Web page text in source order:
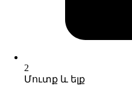
2
Մուտք և ելք